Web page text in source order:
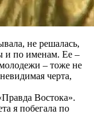
не решалась,
и по именам. Ее –
– тоже не
черта,
Востока».
я побегала по